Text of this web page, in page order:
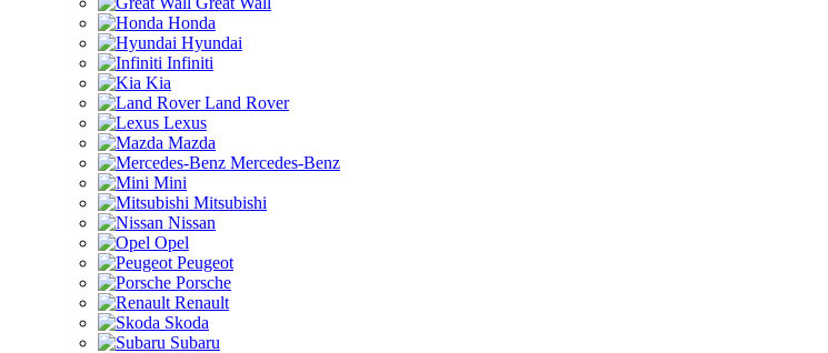
Honda
Hyundai
Infiniti
Kia
Land Rover
Lexus
Mazda
Mercedes-Benz
Mini
Mitsubishi
Nissan
Opel
Peugeot
Porsche
Renault
Skoda
Subaru